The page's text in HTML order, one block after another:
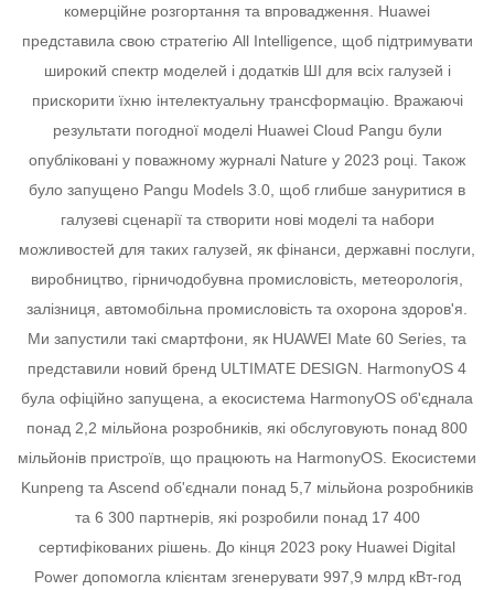
комерційне розгортання та впровадження.
Huawei
представила свою стратегію All Intelligence, щоб підтримувати
широкий спектр моделей і додатків ШІ для всіх галузей і
прискорити їхню інтелектуальну трансформацію.
Вражаючі
результати погодної моделі Huawei Cloud Pangu були
опубліковані у поважному журналі Nature у 2023 році. Також
було запущено Pangu Models 3.0, щоб глибше зануритися в
галузеві сценарії та створити нові моделі та набори
можливостей для таких галузей, як фінанси, державні послуги,
виробництво, гірничодобувна промисловість, метеорологія,
залізниця, автомобільна промисловість та охорона здоров'я.
Ми запустили такі смартфони, як HUAWEI Mate 60 Series, та
представили новий бренд ULTIMATE DESIGN.
HarmonyOS 4
була офіційно запущена, а екосистема HarmonyOS об'єднала
понад 2,2 мільйона розробників, які обслуговують понад 800
мільйонів пристроїв, що працюють на HarmonyOS. Екосистеми
Kunpeng та Ascend об'єднали понад 5,7 мільйона розробників
та 6 300 партнерів, які розробили понад 17 400
сертифікованих рішень. До кінця 2023 року Huawei Digital
Power допомогла клієнтам згенерувати 997,9 млрд кВт-год